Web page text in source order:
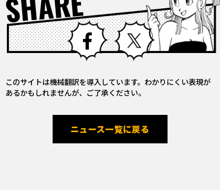
Facebook X
このサイトは機械翻訳を導入しています。わかりにくい表現が
あるかもしれませんが、ご了承ください。
ニュース一覧に戻る